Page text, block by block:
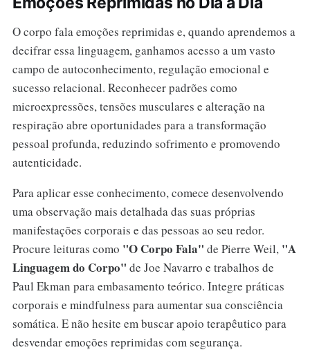
O corpo fala emoções reprimidas e, quando aprendemos a
decifrar essa linguagem, ganhamos acesso a um vasto
campo de autoconhecimento, regulação emocional e
sucesso relacional. Reconhecer padrões como
microexpressões, tensões musculares e alteração na
respiração abre oportunidades para a transformação
pessoal profunda, reduzindo sofrimento e promovendo
autenticidade.
Para aplicar esse conhecimento, comece desenvolvendo
uma observação mais detalhada das suas próprias
manifestações corporais e das pessoas ao seu redor.
Procure leituras como "O Corpo Fala" de Pierre Weil, "A
Linguagem do Corpo" de Joe Navarro e trabalhos de
Paul Ekman para embasamento teórico. Integre práticas
corporais e mindfulness para aumentar sua consciência
somática. E não hesite em buscar apoio terapêutico para
desvendar emoções reprimidas com segurança.